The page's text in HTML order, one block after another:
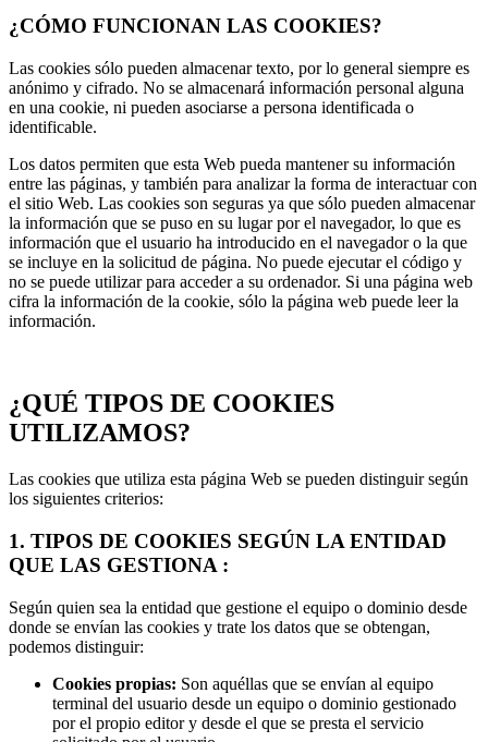
¿CÓMO FUNCIONAN LAS COOKIES?
Las cookies sólo pueden almacenar texto, por lo general siempre es
anónimo y cifrado. No se almacenará información personal alguna
en una cookie, ni pueden asociarse a persona identificada o
identificable.
Los datos permiten que esta Web pueda mantener su información
entre las páginas, y también para analizar la forma de interactuar con
el sitio Web. Las cookies son seguras ya que sólo pueden almacenar
la información que se puso en su lugar por el navegador, lo que es
información que el usuario ha introducido en el navegador o la que
se incluye en la solicitud de página. No puede ejecutar el código y
no se puede utilizar para acceder a su ordenador. Si una página web
cifra la información de la cookie, sólo la página web puede leer la
información.
¿QUÉ TIPOS DE COOKIES
UTILIZAMOS?
Las cookies que utiliza esta página Web se pueden distinguir según
los siguientes criterios:
1. TIPOS DE COOKIES SEGÚN LA ENTIDAD
QUE LAS GESTIONA :
Según quien sea la entidad que gestione el equipo o dominio desde
donde se envían las cookies y trate los datos que se obtengan,
podemos distinguir:
Cookies propias: Son aquéllas que se envían al equipo
terminal del usuario desde un equipo o dominio gestionado
por el propio editor y desde el que se presta el servicio